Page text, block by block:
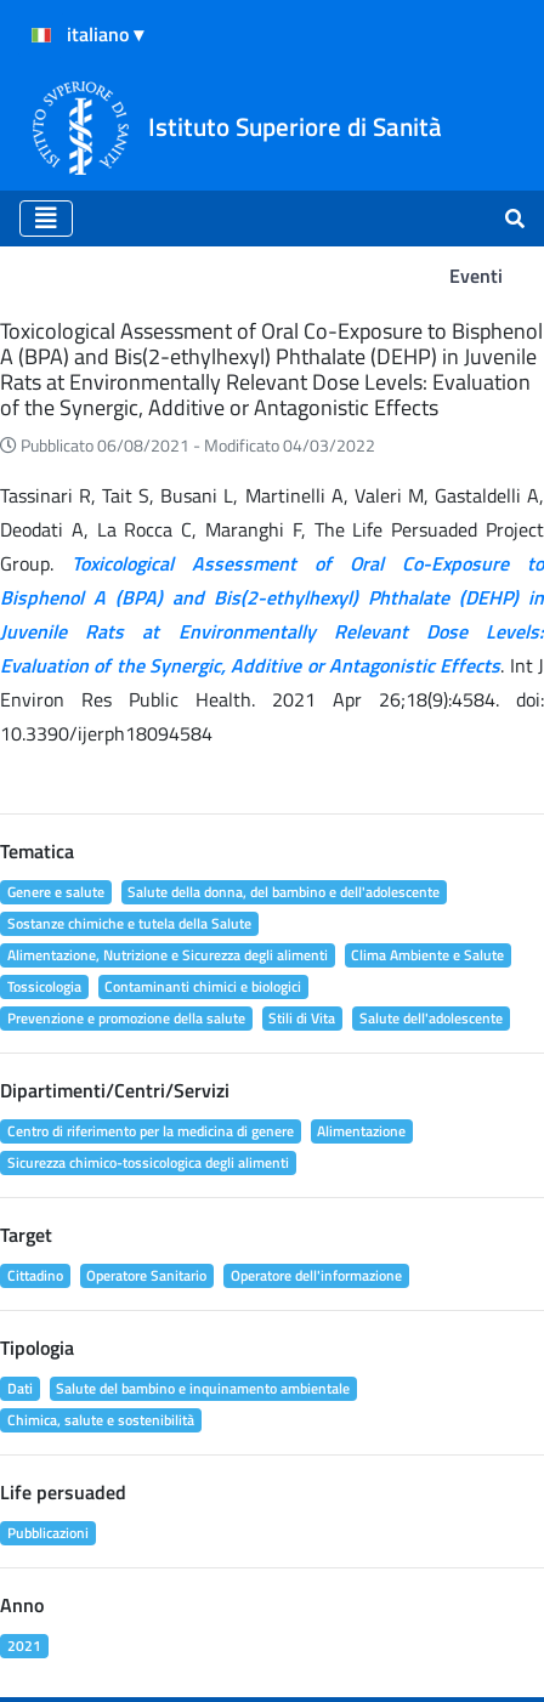
Istituto Superiore di Sanità
Eventi
Eventi
Toxicological Assessment of Oral Co-Exposure to Bisphenol
A (BPA) and Bis(2-ethylhexyl) Phthalate (DEHP) in Juvenile
Rats at Environmentally Relevant Dose Levels: Evaluation
of the Synergic, Additive or Antagonistic Effects
Pubblicato 06/08/2021 - Modificato 04/03/2022
Tassinari R, Tait S, Busani L, Martinelli A, Valeri M, Gastaldelli A,
Deodati A, La Rocca C, Maranghi F, The Life Persuaded Project
Group. Toxicological Assessment of Oral Co-Exposure to
Bisphenol A (BPA) and Bis(2-ethylhexyl) Phthalate (DEHP) in
Juvenile Rats at Environmentally Relevant Dose Levels:
Evaluation of the Synergic, Additive or Antagonistic Effects. Int J
Environ Res Public Health. 2021 Apr 26;18(9):4584. doi:
10.3390/ijerph18094584
Tematica
Genere e salute
Salute della donna, del bambino e dell'adolescente
Sostanze chimiche e tutela della Salute
Alimentazione, Nutrizione e Sicurezza degli alimenti
Clima Ambiente e Salute
Tossicologia
Contaminanti chimici e biologici
Prevenzione e promozione della salute
Stili di Vita Salute dell'adolescente
Dipartimenti/Centri/Servizi
Centro di riferimento per la medicina di genere
Alimentazione
Sicurezza chimico-tossicologica degli alimenti
Target
Cittadino Operatore Sanitario Operatore dell'informazione
Tipologia
Dati
Salute del bambino e inquinamento ambientale
Chimica, salute e sostenibilità
Life persuaded
Pubblicazioni
Anno
2021